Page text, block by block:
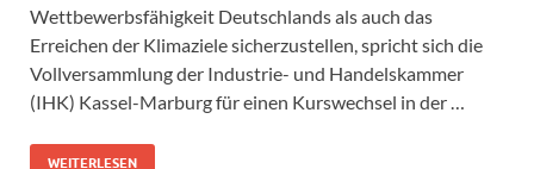
Wettbewerbsfähigkeit Deutschlands als auch das
Erreichen der Klimaziele sicherzustellen, spricht sich die
Vollversammlung der Industrie- und Handelskammer
(IHK) Kassel-Marburg für einen Kurswechsel in der …
WEITERLESEN